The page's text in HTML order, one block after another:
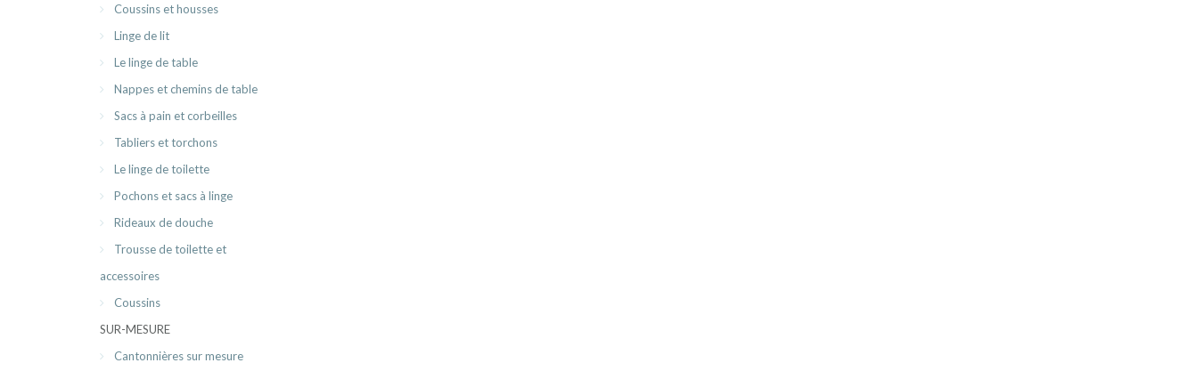
Coussins et housses
Linge de lit
Le linge de table
Nappes et chemins de table
Sacs à pain et corbeilles
Tabliers et torchons
Le linge de toilette
Pochons et sacs à linge
Rideaux de douche
Trousse de toilette et
accessoires
Coussins
SUR-MESURE
Cantonnières sur mesure